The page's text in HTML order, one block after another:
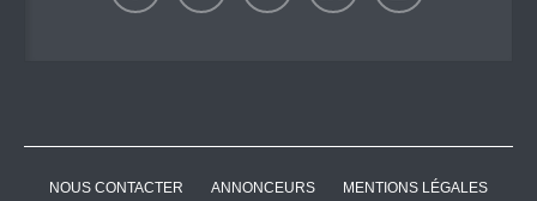
NOUS CONTACTER ANNONCEURS
MENTIONS LÉGALES